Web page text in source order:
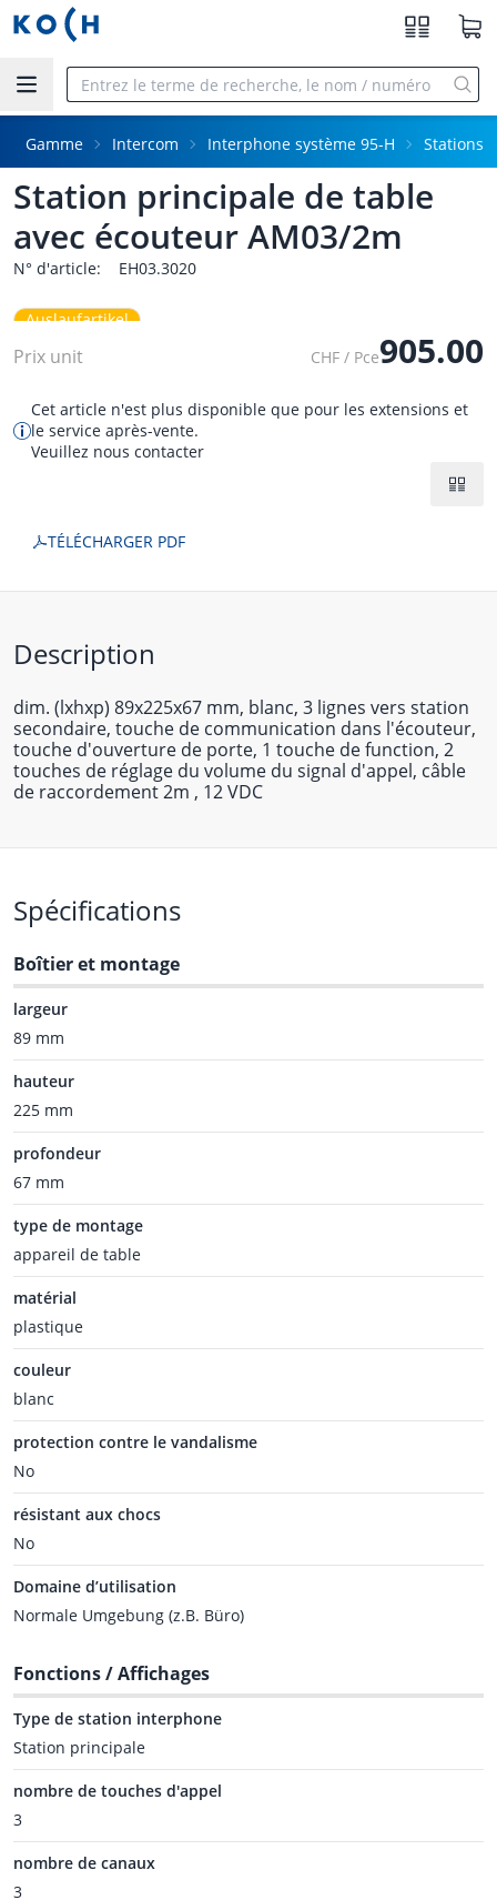
Aller au contenu principal
Gamme Intercom Interphone système 95-H Stations
Station principale de table
avec écouteur AM03/2m
N° d'article: EH03.3020
Auslaufartikel
Prix unit CHF / Pce905.00
Cet article n'est plus disponible que pour les extensions et
le service après-vente.
Veuillez nous contacter
TÉLÉCHARGER PDF
Description
dim. (lxhxp) 89x225x67 mm, blanc, 3 lignes vers station
secondaire, touche de communication dans l'écouteur,
touche d'ouverture de porte, 1 touche de function, 2
touches de réglage du volume du signal d'appel, câble
de raccordement 2m , 12 VDC
Spécifications
Boîtier et montage
largeur
89 mm
hauteur
225 mm
profondeur
67 mm
type de montage
appareil de table
matérial
plastique
couleur
blanc
protection contre le vandalisme
No
résistant aux chocs
No
Domaine d’utilisation
Normale Umgebung (z.B. Büro)
Fonctions / Affichages
Type de station interphone
Station principale
nombre de touches d'appel
3
nombre de canaux
3